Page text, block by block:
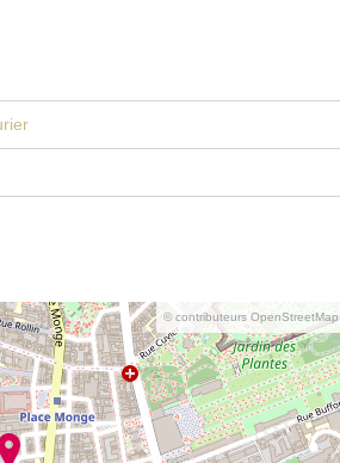
© contributeurs OpenStreetMap